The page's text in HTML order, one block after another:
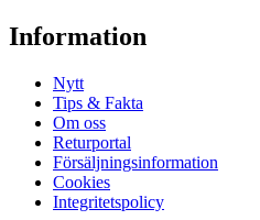
Information
Nytt
Tips & Fakta
Om oss
Returportal
Försäljningsinformation
Cookies
Integritetspolicy